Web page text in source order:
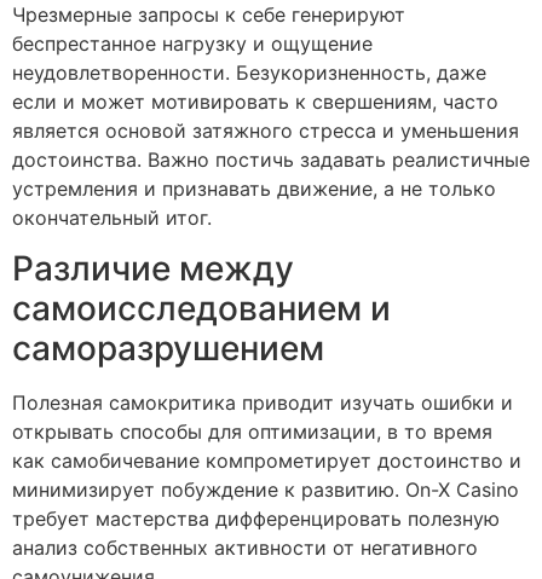
Чрезмерные запросы к себе генерируют
беспрестанное нагрузку и ощущение
неудовлетворенности. Безукоризненность, даже
если и может мотивировать к свершениям, часто
является основой затяжного стресса и уменьшения
достоинства. Важно постичь задавать реалистичные
устремления и признавать движение, а не только
окончательный итог.
Различие между
самоисследованием и
саморазрушением
Полезная самокритика приводит изучать ошибки и
открывать способы для оптимизации, в то время
как самобичевание компрометирует достоинство и
минимизирует побуждение к развитию. On-X Casino
требует мастерства дифференцировать полезную
анализ собственных активности от негативного